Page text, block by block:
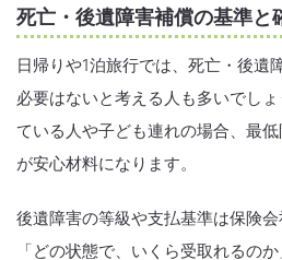
死亡・後遺障害補償の基準と
日帰りや1泊旅行では、死亡・後遺
必要はないと考える人も多いでし
ている人や子ども連れの場合、最
が安心材料になります。
後遺障害の等級や支払基準は保険会
「どの状態で、いくら受取れるの